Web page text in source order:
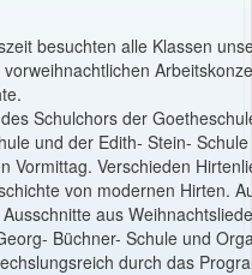
besuchten alle Klassen
Schulchors der
und der Edith- Stein-
Vormittag. Verschieden
von modernen Hirten.
aus
Büchner- Schule und
durch das